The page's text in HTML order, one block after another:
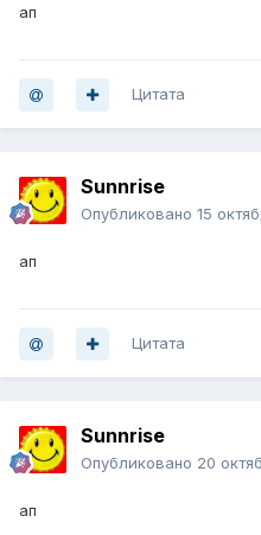
ап
Цитата
Sunnrise
Опубликовано 15
ап
Цитата
Sunnrise
Опубликовано 20
ап